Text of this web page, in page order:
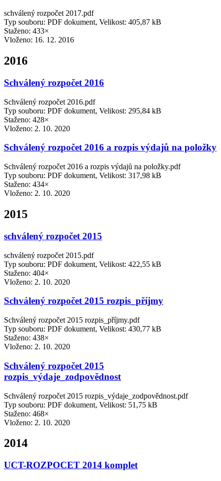
schválený rozpočet 2017.pdf
Typ souboru: PDF dokument, Velikost: 405,87 kB
Staženo: 433×
Vloženo: 16. 12. 2016
2016
Schválený rozpočet 2016
Schválený rozpočet 2016.pdf
Typ souboru: PDF dokument, Velikost: 295,84 kB
Staženo: 428×
Vloženo: 2. 10. 2020
Schválený rozpočet 2016 a rozpis výdajů na položky
Schválený rozpočet 2016 a rozpis výdajů na položky.pdf
Typ souboru: PDF dokument, Velikost: 317,98 kB
Staženo: 434×
Vloženo: 2. 10. 2020
2015
schválený rozpočet 2015
schválený rozpočet 2015.pdf
Typ souboru: PDF dokument, Velikost: 422,55 kB
Staženo: 404×
Vloženo: 2. 10. 2020
Schválený rozpočet 2015 rozpis_příjmy
Schválený rozpočet 2015 rozpis_příjmy.pdf
Typ souboru: PDF dokument, Velikost: 430,77 kB
Staženo: 438×
Vloženo: 2. 10. 2020
Schválený rozpočet 2015
rozpis_výdaje_zodpovědnost
Schválený rozpočet 2015 rozpis_výdaje_zodpovědnost.pdf
Typ souboru: PDF dokument, Velikost: 51,75 kB
Staženo: 468×
Vloženo: 2. 10. 2020
2014
UCT-ROZPOCET 2014 komplet